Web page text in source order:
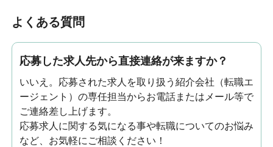
よくある質問
応募した求人先から直接連絡が来ますか？
いいえ。応募された求人を取り扱う紹介会社（転職エ
ージェント）の専任担当からお電話またはメール等で
ご連絡差し上げます。
応募求人に関する気になる事や転職についてのお悩み
など、お気軽にご相談ください！